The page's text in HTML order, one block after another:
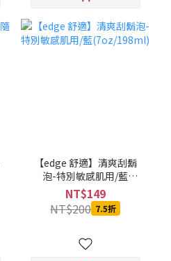
【edge 舒適】清爽刮鬍
泡-特別敏感肌用/藍
(7oz/198ml)
NT$149
NT$200 7.5折